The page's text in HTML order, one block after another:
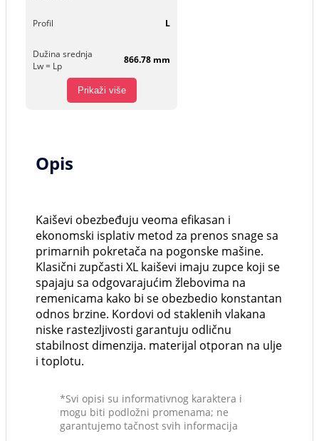
Profil L
Dužina srednja
Lw = Lp
866.78 mm
Prikaži više
Opis
Kaiševi obezbeđuju veoma efikasan i
ekonomski isplativ metod za prenos snage sa
primarnih pokretača na pogonske mašine.
Klasični zupčasti XL kaiševi imaju zupce koji se
spajaju sa odgovarajućim žlebovima na
remenicama kako bi se obezbedio konstantan
odnos brzine. Kordovi od staklenih vlakana
niske rastezljivosti garantuju odličnu
stabilnost dimenzija. materijal otporan na ulje
i toplotu.
*Svi opisi su informativnog karaktera i
mogu biti podložni promenama; ne
garantujemo tačnost svih informacija